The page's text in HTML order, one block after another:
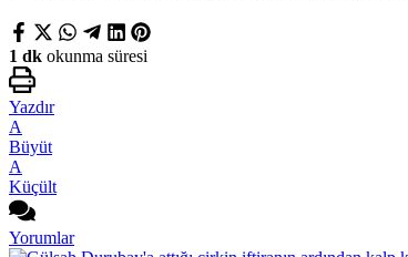
1 dk okunma süresi
Yazdır
A
Büyüt
A
Küçült
Yorumlar